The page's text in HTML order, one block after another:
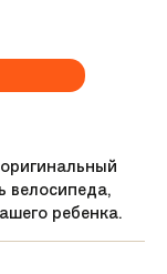
велосипеда,
ребенка.